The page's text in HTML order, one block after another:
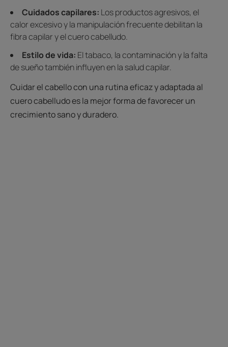
Cuidados capilares: Los productos agresivos, el
calor excesivo y la manipulación frecuente debilitan la
fibra capilar y el cuero cabelludo.
Estilo de vida: El tabaco, la contaminación y la falta
de sueño también influyen en la salud capilar.
Cuidar el cabello con una rutina eficaz y adaptada al
cuero cabelludo es la mejor forma de favorecer un
crecimiento sano y duradero.